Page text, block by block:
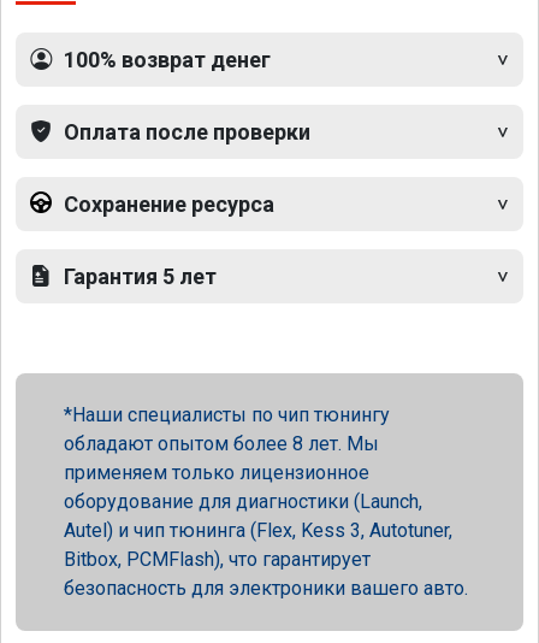
100% возврат денег
Оплата после проверки
Сохранение ресурса
Гарантия 5 лет
Наши специалисты по чип тюнингу
обладают опытом более 8 лет. Мы
применяем только лицензионное
оборудование для диагностики (Launch,
Autel) и чип тюнинга (Flex, Kess 3, Autotuner,
Bitbox, PCMFlash), что гарантирует
безопасность для электроники вашего авто.